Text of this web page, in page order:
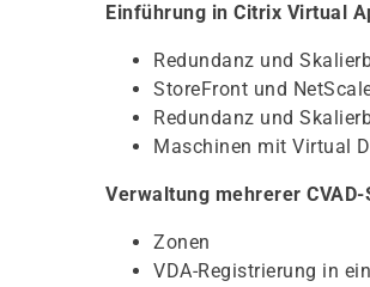
Einführung in Citrix Virtual
Redundanz und
StoreFront und
Redundanz und
Maschinen mit Virtual
Verwaltung mehrerer
Zonen
VDA-Registrierung in